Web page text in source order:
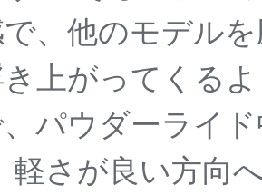
、他のモデル
上がってくる
パウダーライ
軽さが良い方向